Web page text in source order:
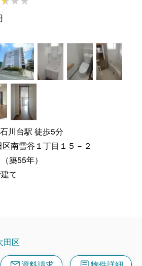
川台駅 徒歩5分
南雪谷１丁目１５－２
築55年）
て
田区